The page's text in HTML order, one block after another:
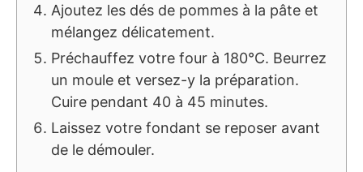
Ajoutez les dés de pommes à la pâte et
mélangez délicatement.
Préchauffez votre four à 180°C. Beurrez
un moule et versez-y la préparation.
Cuire pendant 40 à 45 minutes.
Laissez votre fondant se reposer avant
de le démouler.